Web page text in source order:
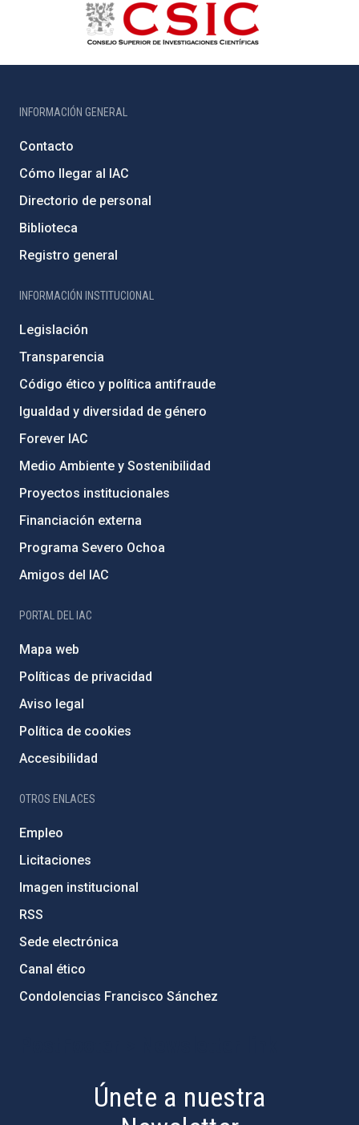
INFORMACIÓN GENERAL
Contacto
Cómo llegar al IAC
Directorio de personal
Biblioteca
Registro general
INFORMACIÓN INSTITUCIONAL
Legislación
Transparencia
Código ético y política antifraude
Igualdad y diversidad de género
Forever IAC
Medio Ambiente y Sostenibilidad
Proyectos institucionales
Financiación externa
Programa Severo Ochoa
Amigos del IAC
PORTAL DEL IAC
Mapa web
Políticas de privacidad
Aviso legal
Política de cookies
Accesibilidad
OTROS ENLACES
Empleo
Licitaciones
Imagen institucional
RSS
Sede electrónica
Canal ético
Condolencias Francisco Sánchez
Únete a nuestra